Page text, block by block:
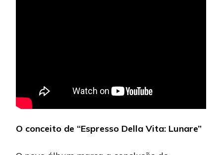
O conceito de “Espresso Della Vita: Lunare”